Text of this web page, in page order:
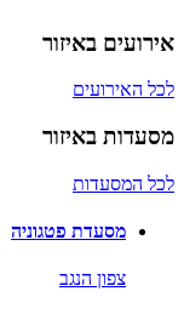
אירועים באיזור
לכל האירועים
מסעדות באיזור
לכל המסעדות
מסעדת פטגוניה
צפון הנגב